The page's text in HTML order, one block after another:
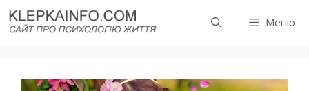
Перейти
до
Меню